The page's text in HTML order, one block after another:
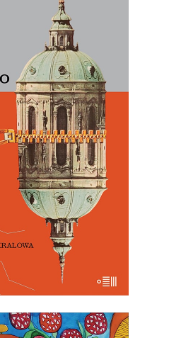
MAGICZNA
Mariusz Szczygieł –
Dla miłośników
kultury – lektura
30 kwietnia
29.50zł
DO KOSZYKA